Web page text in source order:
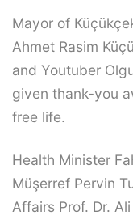
Mayor of
Ahmet Rasim
and Youtuber
given thank-you
free life.
Health Minister
Müşerref Pervin
Affairs Prof. Dr.